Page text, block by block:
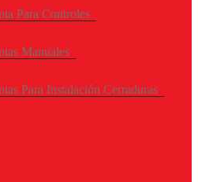
Para Controles
Manuales
Para Instalación Cerraduras